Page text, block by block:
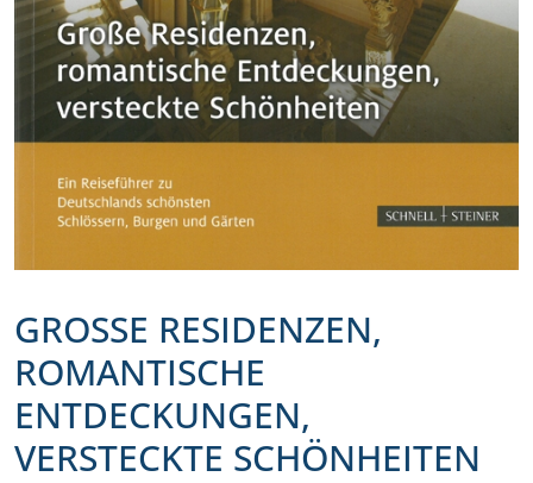
GROSSE RESIDENZEN, R
OMANTISCHE E
NTDECKUNGEN, V
ERSTECKTE SCHÖNHEITEN